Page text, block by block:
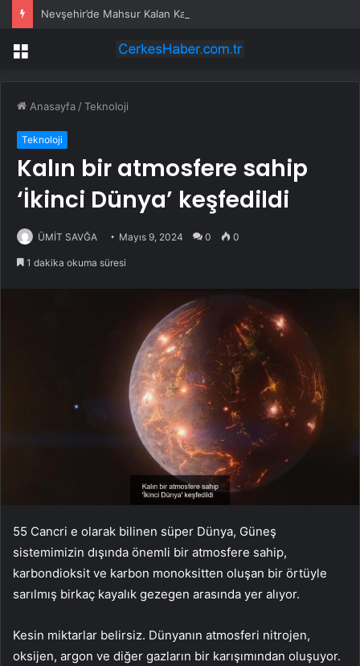
Nevşehir’de Mahsur Kalan Kadın Kurtarıldı
Menü
Anasayfa /Teknoloji
Teknoloji
Kalın bir atmosfere sahip
‘İkinci Dünya’ keşfedildi
ÜMİT SAVĞA Mayıs 9, 2024 0 0
1 dakika okuma süresi
55 Cancri e olarak bilinen süper Dünya, Güneş
sistemimizin dışında önemli bir atmosfere sahip,
karbondioksit ve karbon monoksitten oluşan bir örtüyle
sarılmış birkaç kayalık gezegen arasında yer alıyor.
Kesin miktarlar belirsiz. Dünyanın atmosferi nitrojen,
oksijen, argon ve diğer gazların bir karışımından oluşuyor.